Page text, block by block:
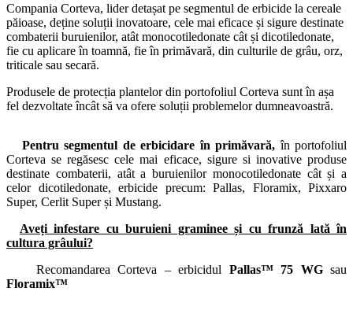
Compania Corteva, lider detașat pe segmentul de erbicide la cereale
păioase, deține soluții inovatoare, cele mai eficace și sigure destinate
combaterii buruienilor, atât monocotiledonate cât și dicotiledonate,
fie cu aplicare în toamnă, fie în primăvară, din culturile de grâu, orz,
triticale sau secară.
Produsele de protecția plantelor din portofoliul Corteva sunt în așa
fel dezvoltate încât să va ofere soluții problemelor dumneavoastră.
Pentru segmentul de erbicidare în primăvară, în portofoliul
Corteva se regăsesc cele mai eficace, sigure si inovative produse
destinate combaterii, atât a buruienilor monocotiledonate cât și a
celor dicotiledonate, erbicide precum: Pallas, Floramix, Pixxaro
Super, Cerlit Super și Mustang.
Aveți infestare cu buruieni graminee și cu frunză lată în
cultura grâului?
Recomandarea Corteva – erbicidul Pallas™ 75 WGsau
Floramix™